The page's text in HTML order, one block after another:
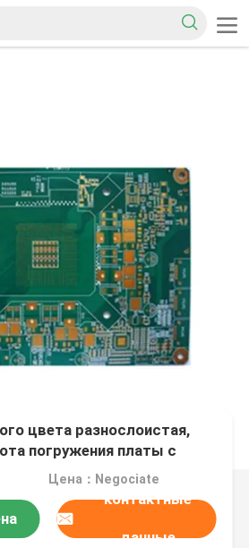
цвета разнослоистая,
погружения платы с
ПкбЦена：Negociate
контактные
данные